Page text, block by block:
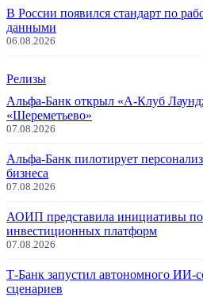
В России появился стандарт по
данными
06.08.2026
Релизы
Альфа-Банк открыл «А-Клуб
«Шереметьево»
07.08.2026
Альфа-Банк пилотирует
бизнеса
07.08.2026
АОИП представила инициативы
инвестиционных платформ
07.08.2026
Т-Банк запустил автономного ИИ-
сценариев